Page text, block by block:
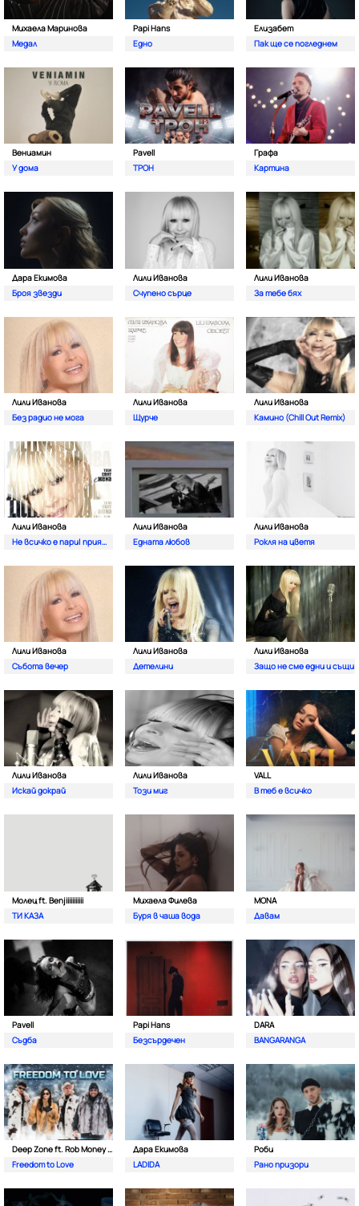
Михаела Маринова
Медал
Papi Hans
Едно
Елизабет
Пак ще се погледнем
Вениамин
У дома
Pavell
ТРОН
Графа
Картина
Дара Екимова
Броя звезди
Лили Иванова
Счупено сърце
Лили Иванова
За тебе бях
Лили Иванова
Без радио не мога
Лили Иванова
Щурче
Лили Иванова
Камино (Chill Out Remix)
Лили Иванова
Не всичко е пари| приятелю
Лили Иванова
Едната любов
Лили Иванова
Рокля на цветя
Лили Иванова
Събота вечер
Лили Иванова
Детелини
Лили Иванова
Защо не сме едни и същи
Лили Иванова
Искай докрай
Лили Иванова
Този миг
VALL
В теб е всичко
Молец ft. Benjiiiiiiiiiii
ТИ КАЗА
Михаела Филева
Буря в чаша вода
MONA
Давам
Pavell
Съдба
Papi Hans
Безсърдечен
DARA
BANGARANGA
Deep Zone ft. Rob Money (C-Block)
Freedom to Love
Дара Екимова
LADIDA
Роби
Рано призори